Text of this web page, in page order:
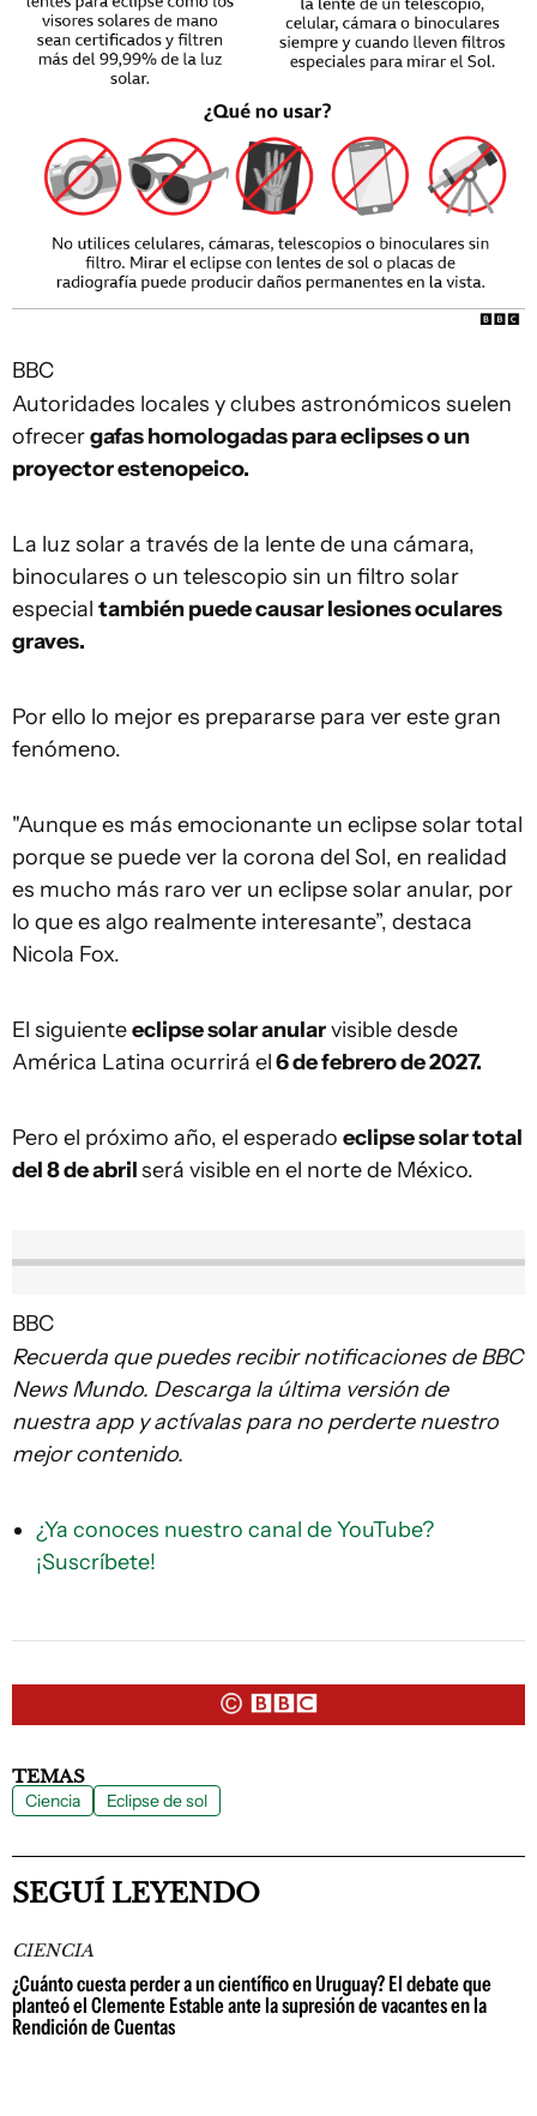
BBC
Autoridades locales y clubes astronómicos suelen
ofrecergafas homologadas para eclipses o un
proyector estenopeico.
La luz solar a través de la lente de una cámara,
binoculares o un telescopio sin un filtro solar
especial también puede causar lesiones oculares
graves.
Por ello lo mejor es prepararse para ver este gran
fenómeno.
"Aunque es más emocionante un eclipse solar total
porque se puede ver la corona del Sol, en realidad
es mucho más raro ver un eclipse solar anular, por
lo que es algo realmente interesante”, destaca
Nicola Fox.
El siguienteeclipse solar anularvisible desde
América Latina ocurrirá el6 de febrero de 2027.
Pero el próximo año, el esperado eclipse solar total
del 8 de abrilserá visible en el norte de México.
BBC
Recuerda que puedes recibir notificaciones de BBC
News Mundo. Descarga la última versión de
nuestra app y actívalas para no perderte nuestro
mejor contenido.
¿Ya conoces nuestro canal de YouTube?
¡Suscríbete!
TEMAS
Ciencia Eclipse de sol
SEGUÍ LEYENDO
CIENCIA
¿Cuánto cuesta perder a un científico en Uruguay? El debate que
planteó el Clemente Estable ante la supresión de vacantes en la
Rendición de Cuentas